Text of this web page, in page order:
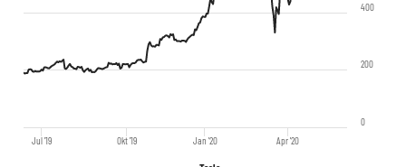
Jul '19 Jan '20
Okt '19 Apr '20
0
200
400